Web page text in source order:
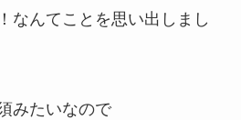
なんてことを思い出しまし
みたいなので